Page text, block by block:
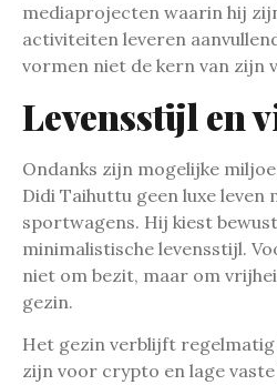
mediaprojecten waarin hij
activiteiten leveren
vormen niet de kern van zijn
Levensstijl en
Ondanks zijn mogelijke
Didi Taihuttu geen luxe leven
sportwagens. Hij kiest
minimalistische levensstijl.
niet om bezit, maar om
gezin.
Het gezin verblijft
zijn voor crypto en lage vaste